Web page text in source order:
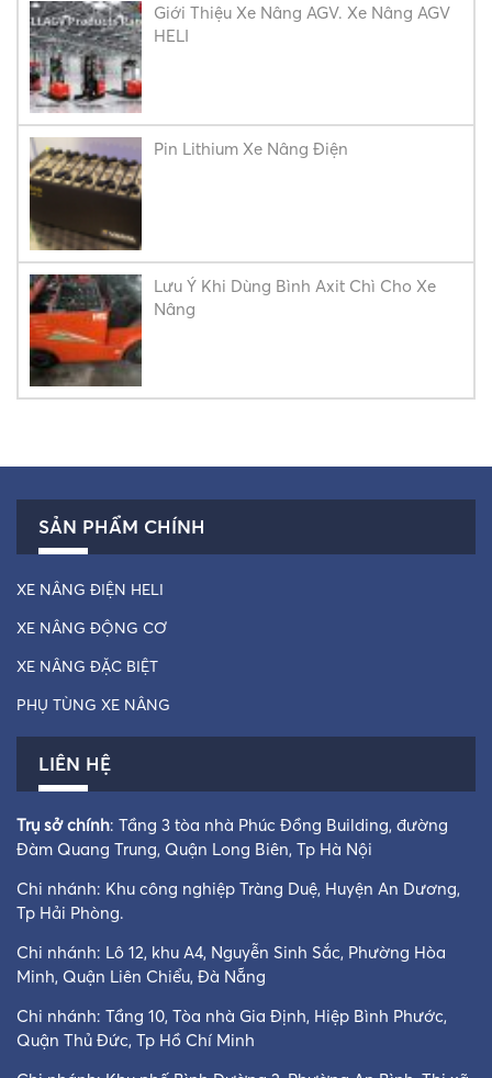
Giới Thiệu Xe Nâng AGV. Xe Nâng AGV
HELI
Pin Lithium Xe Nâng Điện
Lưu Ý Khi Dùng Bình Axit Chì Cho Xe
Nâng
SẢN PHẨM CHÍNH
XE NÂNG ĐIỆN HELI
XE NÂNG ĐỘNG CƠ
XE NÂNG ĐẶC BIỆT
PHỤ TÙNG XE NÂNG
LIÊN HỆ
Trụ sở chính: Tầng 3 tòa nhà Phúc Đồng Building, đường
Đàm Quang Trung, Quận Long Biên, Tp Hà Nội
Chi nhánh: Khu công nghiệp Tràng Duệ, Huyện An Dương,
Tp Hải Phòng.
Chi nhánh: Lô 12, khu A4, Nguyễn Sinh Sắc, Phường Hòa
Minh, Quận Liên Chiểu, Đà Nẵng
Chi nhánh: Tầng 10, Tòa nhà Gia Định, Hiệp Bình Phước,
Quận Thủ Đức, Tp Hồ Chí Minh